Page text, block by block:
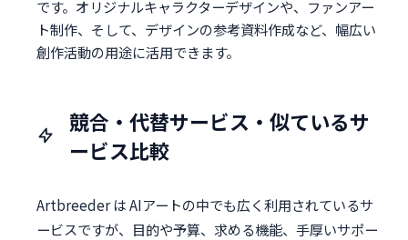
です。オリジナルキャラクターデザインや、ファンアー
ト制作、そして、デザインの参考資料作成など、幅広い
創作活動の用途に活用できます。
競合・代替サービス・似ているサ
ービス比較
Artbreeder は AIアートの中でも広く利用されているサ
ービスですが、目的や予算、求める機能、手厚いサポー